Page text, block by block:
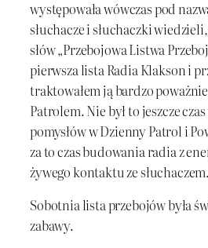
występowała wówczas pod
słuchacze i słuchaczki
słów „Przebojowa Listwa
pierwsza lista Radia Klakson i
traktowałem ją bardzo
Patrolem. Nie był to jeszcze
pomysłów w Dzienny Patrol i
za to czas budowania radia z
żywego kontaktu ze słuchaczem.
Sobotnia lista przebojów była
zabawy.